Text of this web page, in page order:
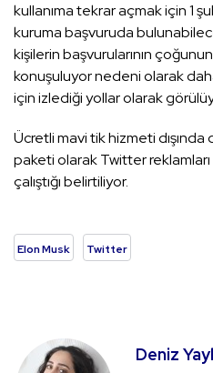
kullanıma tekrar açmak için 1
kuruma başvuruda
kişilerin başvurularının
konuşuluyor nedeni olarak
için izlediği yollar olarak
Ücretli mavi tik hizmeti
paketi olarak Twitter
çalıştığı belirtiliyor.
Elon Musk Twitter
Deniz